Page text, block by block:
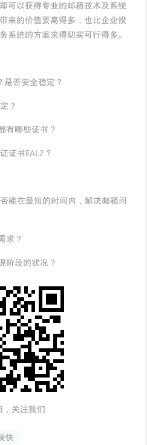
可以获得专业的邮箱技术及系统
来的价值要高得多，也比企业投
系统的方案来得切实可行得多。
否安全稳定？
？
哪些证书？
书EAL2？
在最短的时间内，解决邮箱问
求？
段的状况？
，关注我们
快